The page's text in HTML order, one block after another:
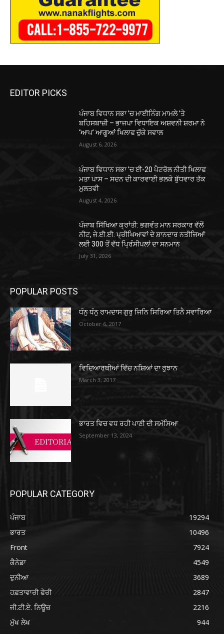
EDITOR PICKS
ਪੰਜਾਬ ਵਿਧਾਨ ਸਭਾ ’ਚ ਮਾਈਨਿੰਗ ਮਾਮਲੇ ’ਤੇ
ਬਹਿਸਬਾਜ਼ੀ – ਭਾਜਪਾ ਵਿਧਾਇਕ ਅਸ਼ਵਨੀ ਸ਼ਰਮਾ ਨੇ
‘ਆਪ’ ਆਗੂਆਂ ਖਿਲਾਫ ਚੁੱਕੇ ਸਵਾਲ
August 6, 2026
ਪੰਜਾਬ ਵਿਧਾਨ ਸਭਾ ’ਚ ਈ-20 ਪੈਟਰੋਲ ਨੀਤੀ ਖਿਲਾਫ
ਮਤਾ ਪਾਸ – ਸਦਨ ਦੀ ਕਾਰਵਾਈ ਭਲਕੇ ਬੁੱਧਵਾਰ ਤੱਕ
ਮੁਲਤਵੀ
August 4, 2026
ਪੰਜਾਬ ਸਿੱਖਿਆ ਕ੍ਰਾਂਤੀ: ਭਗਵੰਤ ਮਾਨ ਸਰਕਾਰ ਵੱਲੋਂ
ਨੀਟ, ਜੇ.ਈ.ਈ. ਪ੍ਰੀਖਿਆਵਾਂ ਦੇ ਸ਼ਾਨਦਾਰ ਨਤੀਜਿਆਂ
ਲਈ 300 ਤੋਂ ਵੱਧ ਪ੍ਰਿੰਸੀਪਲਾਂ ਦਾ ਸਨਮਾਨ
July 31, 2026
POPULAR POSTS
ਧੰਨੁ ਧੰਨੁ ਰਾਮਦਾਸ ਗੁਰੁ ਜਿਨਿ ਸਿਰਿਆ ਤਿਨੈ ਸਵਾਰਿਆ
October 6, 2017
ਵਿਦਿਆਰਥੀਆਂ ਵਿੱਚ ਨਸ਼ਿਆਂ ਦਾ ਰੁਝਾਨ
March 3, 2017
ਭਾਰਤ ਵਿਚ ਵਧ ਰਹੀ ਪਾਣੀ ਦੀ ਸਮੱਸਿਆ
September 13, 2024
POPULAR CATEGORY
ਪੰਜਾਬ
19294
ਭਾਰਤ
10496
Front
7924
ਕੈਨੇਡਾ
4549
ਦੁਨੀਆ
3689
ਹਫ਼ਤਾਵਾਰੀ ਫੇਰੀ
2847
ਜੀ.ਟੀ.ਏ. ਨਿਊਜ਼
2216
ਮੁੱਖ ਲੇਖ
944